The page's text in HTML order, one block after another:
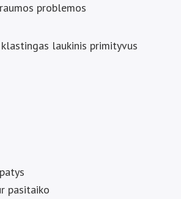
problemos
laukinis primityvus
pasitaiko